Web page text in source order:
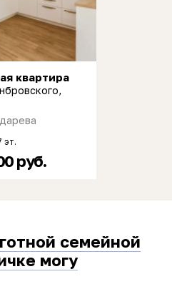
квартира
эт.
руб.
семейной
могу